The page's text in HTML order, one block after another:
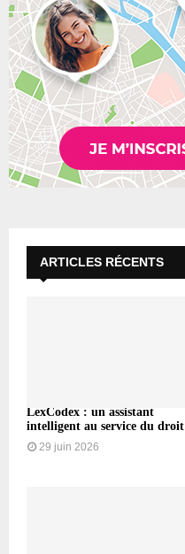
ARTICLES RÉCENTS
LexCodex : un assistant
intelligent au service du droit
29 juin 2026